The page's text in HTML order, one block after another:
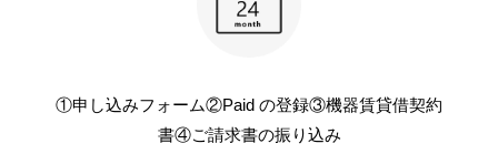
①申し込みフォーム②Paid の登録③機器賃貸借契約
書④ご請求書の振り込み